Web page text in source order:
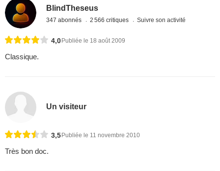
BlindTheseus
347 abonnés 2 566 critiques Suivre son activité
4,0 Publiée le 18 août 2009
Classique.
Un visiteur
3,5 Publiée le 11 novembre 2010
Très bon doc.